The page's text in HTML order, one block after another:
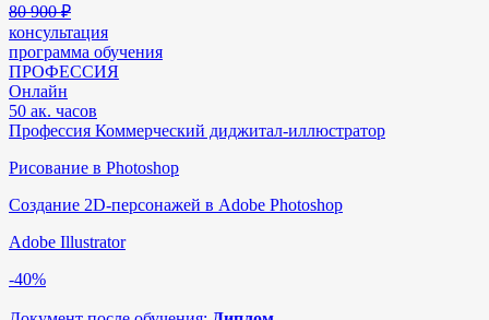
80 900 ₽
консультация
программа обучения
ПРОФЕССИЯ
Онлайн
50 ак. часов
Профессия Коммерческий диджитал-иллюстратор
Рисование в Photoshop
Создание 2D-персонажей в Adobe Photoshop
Adobe Illustrator
-40%